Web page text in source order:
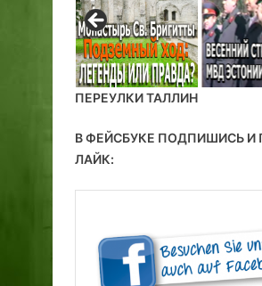
ПЕРЕУЛКИ ТАЛЛИН
В ФЕЙСБУКЕ ПОДПИШИСЬ
ЛАЙК: